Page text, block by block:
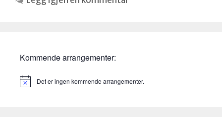
Kommende arrangementer:
M
Det er ingen kommende arrangementer.